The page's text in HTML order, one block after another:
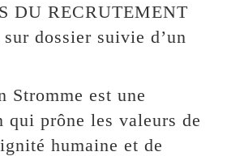
DU RECRUTEMENT
dossier suivie d’un
Stromme est une
qui prône les valeurs de
humaine et de